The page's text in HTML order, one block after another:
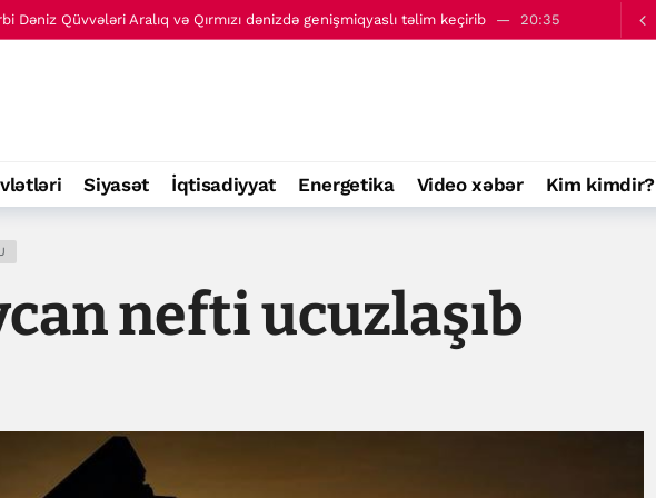
Dəniz Qüvvələri Aralıq və Qırmızı dənizdə genişmiqyaslı təlim keçirib 20:35
Siyasət İqtisadiyyat Energetika Video xəbər Kim kimdir?
nefti ucuzlaşıb